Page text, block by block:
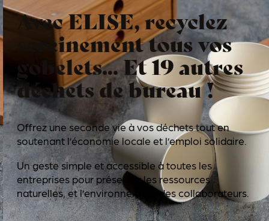
Avec ELISE, recyclez
sereinement tous vos
gobelets... Et 19 autres
déchets de bureau !
Offrez une seconde vie à vos déchets tout en
soutenant l’économie locale et l’emploi solidaire.
Un geste simple et accessible à toutes les
entreprises pour préserver les ressources
naturelles, et l’environnement des collaborateurs.